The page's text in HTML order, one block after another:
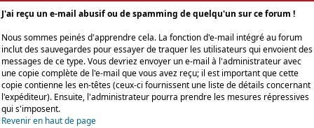
J'ai reçu un e-mail abusif ou de spamming de quelqu'un sur ce forum !
Nous sommes peinés d'apprendre cela. La fonction d'e-mail intégré au forum
inclut des sauvegardes pour essayer de traquer les utilisateurs qui envoient des
messages de ce type. Vous devriez envoyer un e-mail à l'administrateur avec
une copie complète de l'e-mail que vous avez reçu; il est important que cette
copie contienne les en-têtes (ceux-ci fournissent une liste de détails concernant
l'expéditeur). Ensuite, l'administrateur pourra prendre les mesures répressives
qui s'imposent.
Revenir en haut de page